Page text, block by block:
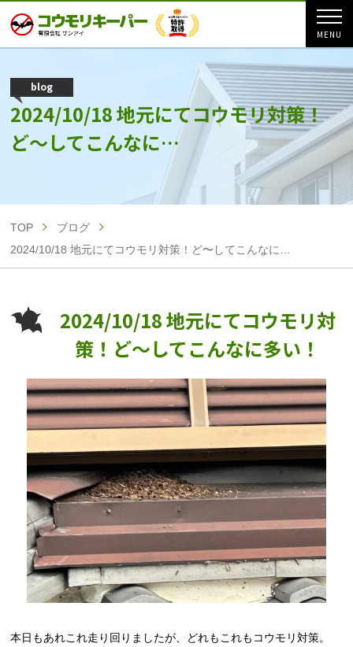
blog
2024/10/18 地元にてコウモリ対策！
ど〜してこんなに…
TOP
ブログ
2024/10/18 地元にてコウモリ対策！ど〜してこんなに…
2024/10/18 地元にてコウモリ対
策！ど〜してこんなに多い！
本日もあれこれ走り回りましたが、どれもこれもコウモリ対策。